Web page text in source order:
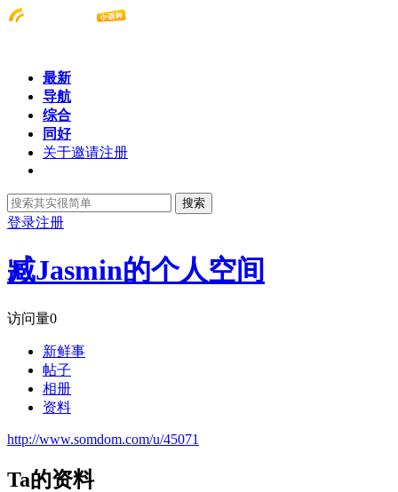
最新
导航
综合
同好
关于邀请注册
搜索
登录注册
臧Jasmin的个人空间
访问量0
新鲜事
帖子
相册
资料
http://www.somdom.com/u/45071
Ta的资料